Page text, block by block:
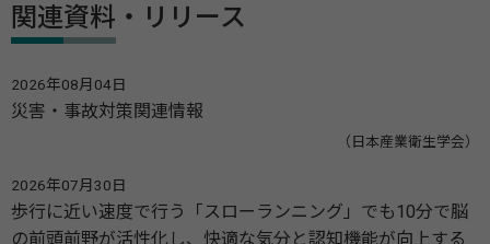
関連資料・リリース
2026年08月04日
災害・事故対策関連情報
（日本産業衛生学会）
2026年07月30日
歩行に近い速度で行う「スローランニング」でも10分で脳
の前頭前野が活性化し、快適な気分と認知機能が向上する